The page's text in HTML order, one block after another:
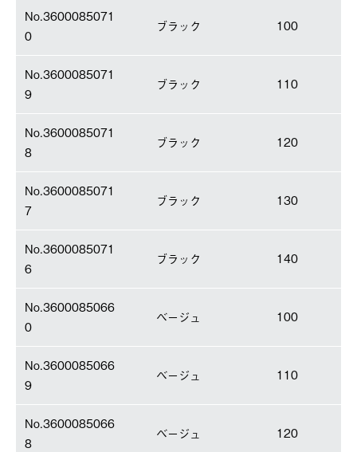
No.3600085071
0
ブラック 100
No.3600085071
9
ブラック 110
No.3600085071
8
ブラック 120
No.3600085071
7
ブラック 130
No.3600085071
6
ブラック 140
No.3600085066
0
ベージュ 100
No.3600085066
9
ベージュ 110
No.3600085066
8
ベージュ 120